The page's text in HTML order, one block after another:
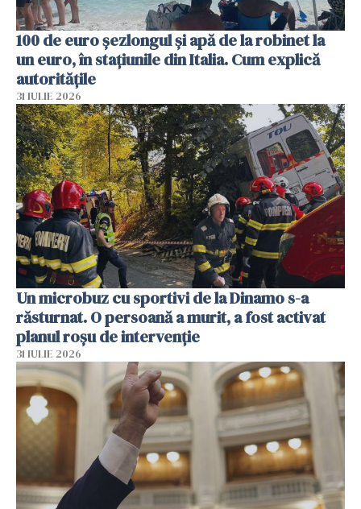
100 de euro șezlongul și apă de la robinet la
un euro, în stațiunile din Italia. Cum explică
autoritățile
31 IULIE 2026
Un microbuz cu sportivi de la Dinamo s-a
răsturnat. O persoană a murit, a fost activat
planul roșu de intervenție
31 IULIE 2026